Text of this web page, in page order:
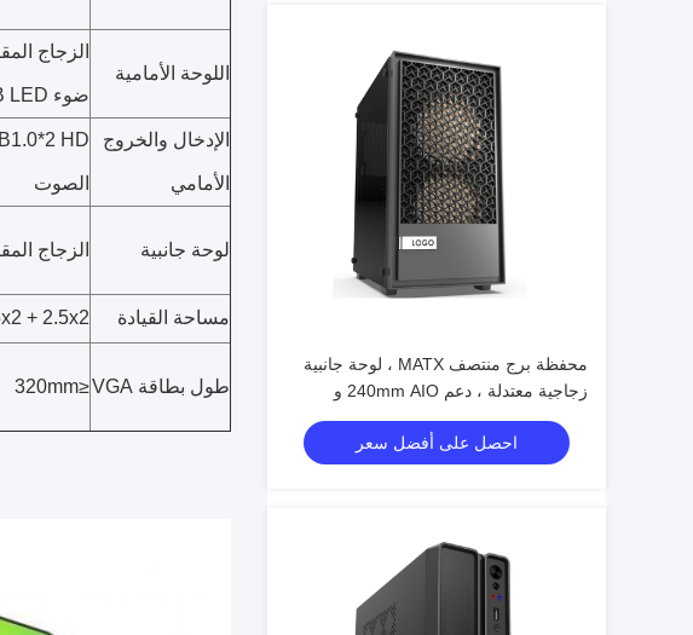
محفظة برج منتصف MATX ، لوحة جانبية
زجاجية معتدلة ، دعم 240mm AIO و
300mm GPU
احصل على أفضل سعر
اللوحة الأمامية
الزجاج
ضوء ARGB LED
الإدخال والخروج
الأمامي
HD
الصوت
لوحة جانبية الزجاج
مساحة القيادة + 2.5x2
طول بطاقة VGA ≤320mm